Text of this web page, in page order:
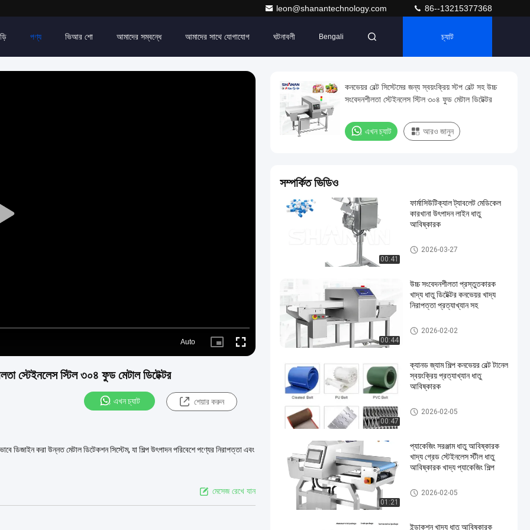
leon@shanantechnology.com 86--13215377368
পণ্য ভিআর শো আমাদের সম্বন্ধে আমাদের সাথে যোগাযোগ ঘটনাবলী Bengali চ্যাট
Play
Auto
Picture- Fullscreen
স্টেইনলেস স্টিল ৩০৪ ফুড মেটাল ডিটেক্টর
এখন চ্যাট শেয়ার করুন
ডিজাইন করা উন্নত মেটাল ডিটেকশন সিস্টেম, যা শিল্প উৎপাদন পরিবেশে পণ্যের নিরাপত্তা এবং
মেসেজ রেখে যান
কনভেয়র বেল্ট সিস্টেমের জন্য স্বয়ংক্রিয় স্টপ বেল্ট সহ উচ্চ
সংবেদনশীলতা স্টেইনলেস স্টিল ৩০৪ ফুড মেটাল ডিটেক্টর
এখন চ্যাট আরও জানুন
সম্পর্কিত ভিডিও
00:41
ফার্মাসিউটিক্যাল ট্যাবলেট মেডিকেল
কারখানা উৎপাদন লাইন ধাতু
আবিষ্কারক
ফুড মেটাল ডিটেক্টর
2026-03-27
00:44
উচ্চ সংবেদনশীলতা প্রস্তুতকারক
খাদ্য ধাতু ডিটেক্টর কনভেয়র খাদ্য
নিরাপত্তা প্রত্যাখ্যান সহ
ফুড মেটাল ডিটেক্টর
2026-02-02
00:47
ক্যানড জ্যাম শিল্প কনভেয়র বেল্ট টানেল
স্বয়ংক্রিয় প্রত্যাখ্যান ধাতু
আবিষ্কারক
ফুড মেটাল ডিটেক্টর
2026-02-05
01:21
প্যাকেজিং সরঞ্জাম ধাতু আবিষ্কারক
খাদ্য গ্রেড স্টেইনলেস স্টীল ধাতু
আবিষ্কারক খাদ্য প্যাকেজিং শিল্প
ফুড মেটাল ডিটেক্টর
2026-02-05
ইন্ডাকশন খাদ্য ধাতু আবিষ্কারক